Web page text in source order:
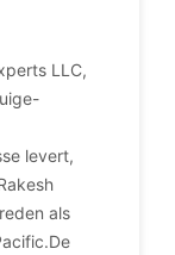
LLC,
levert,
als